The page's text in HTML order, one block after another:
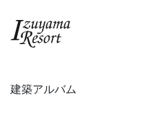
建築アルバム